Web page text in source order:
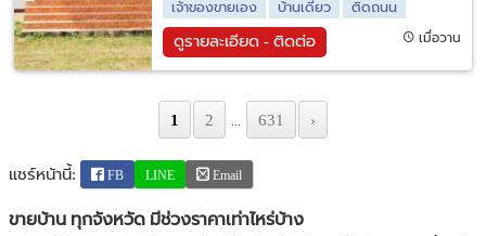
เจ้าของขายเอง
บ้านเดี่ยว ติดถนน
ดูรายละเอียด - ติดต่อ เมื่อวาน
1 2 ... 631 ›
แชร์หน้านี้: FB LINE Email
ขายบ้าน ทุกจังหวัด มีช่วงราคาเท่าไหร่บ้าง